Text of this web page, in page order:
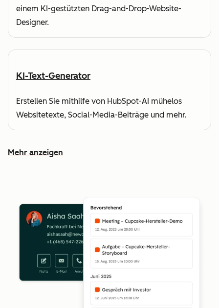
einem KI-gestützten Drag-and-Drop-Website-
Designer.
KI-Text-Generator
Erstellen Sie mithilfe von HubSpot-AI mühelos
Websitetexte, Social-Media-Beiträge und mehr.
Mehr anzeigen
Weitere Funktionen ansehen